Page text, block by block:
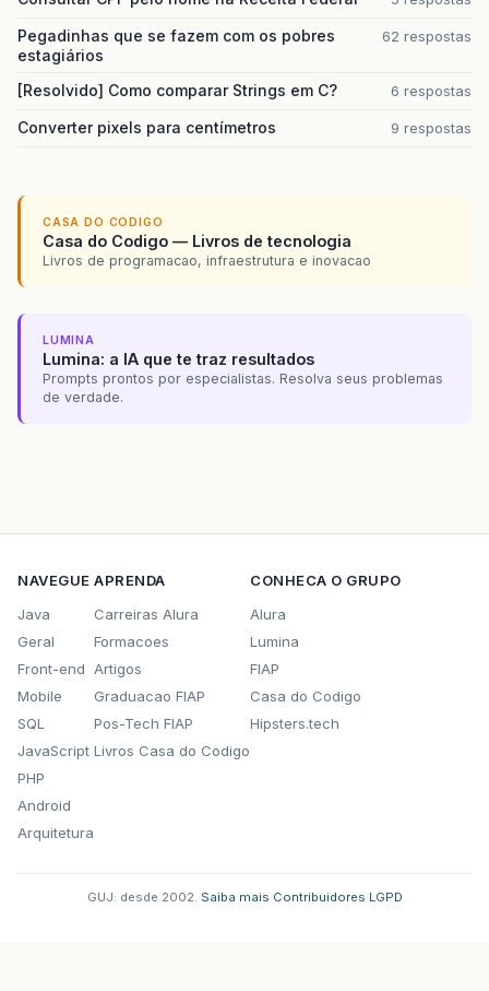
Pegadinhas que se fazem com os pobres
estagiários
62 respostas
[Resolvido] Como comparar Strings em C? 6 respostas
Converter pixels para centímetros 9 respostas
CASA DO CODIGO
Casa do Codigo — Livros de tecnologia
Livros de programacao, infraestrutura e inovacao
LUMINA
Lumina: a IA que te traz resultados
Prompts prontos por especialistas. Resolva seus problemas
de verdade.
NAVEGUE
Java
Geral
Front-end
Mobile
SQL
JavaScript
PHP
Android
Arquitetura
APRENDA
Carreiras Alura
Formacoes
Artigos
Graduacao FIAP
Pos-Tech FIAP
Livros Casa do Codigo
CONHECA O GRUPO
Alura
Lumina
FIAP
Casa do Codigo
Hipsters.tech
GUJ: desde 2002. Saiba mais Contribuidores LGPD